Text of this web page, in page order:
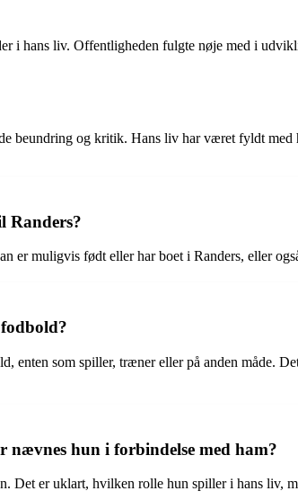
i hans liv. Offentligheden fulgte nøje med i
beundring og kritik. Hans liv har været fyldt
Randers?
er muligvis født eller har boet i Randers, eller
enten som spiller, træner eller på anden måde.
hun i forbindelse med ham?
Det er uklart, hvilken rolle hun spiller i hans liv,